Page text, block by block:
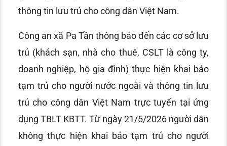
thông tin lưu trú cho công dân Việt Nam.
Công an xã Pa Tần thông báo đến các cơ sở lưu
trú (khách sạn, nhà cho thuê, CSLT là công ty,
doanh nghiệp, hộ gia đình) thực hiện khai báo
tạm trú cho người nước ngoài và thông tin lưu
trú cho công dân Việt Nam trực tuyến tại ứng
dụng TBLT KBTT. Từ ngày 21/5/2026 người dân
không thực hiện khai báo tạm trú cho người